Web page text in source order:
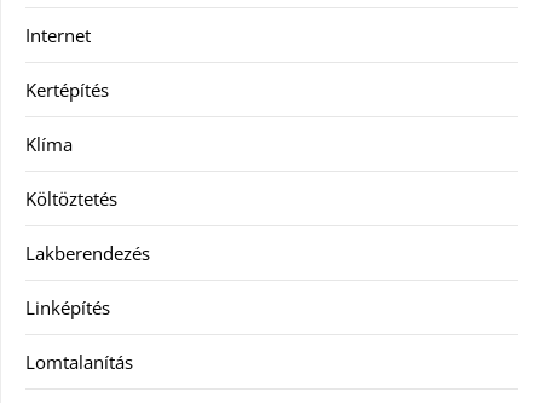
Internet
Kertépítés
Klíma
Költöztetés
Lakberendezés
Linképítés
Lomtalanítás